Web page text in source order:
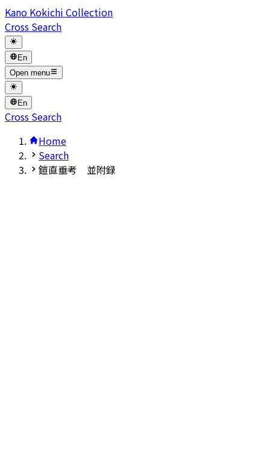
Kano Kokichi Collection
Cross Search
En
Open menu
En
Cross Search
Home
Search
鎧直垂考 並附録